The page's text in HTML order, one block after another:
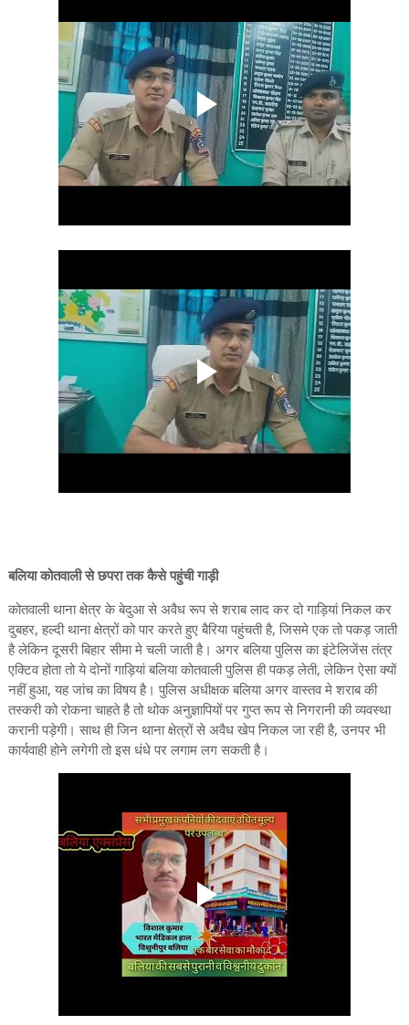
बलिया कोतवाली से छपरा तक कैसे पहुंची गाड़ी
कोतवाली थाना क्षेत्र के बेदुआ से अवैध रूप से शराब लाद कर दो गाड़ियां निकल कर
दुबहर, हल्दी थाना क्षेत्रों को पार करते हुए बैरिया पहुंचती है, जिसमे एक तो पकड़ जाती
है लेकिन दूसरी बिहार सीमा मे चली जाती है। अगर बलिया पुलिस का इंटेलिजेंस तंत्र
एक्टिव होता तो ये दोनों गाड़ियां बलिया कोतवाली पुलिस ही पकड़ लेती, लेकिन ऐसा क्यों
नहीं हुआ, यह जांच का विषय है। पुलिस अधीक्षक बलिया अगर वास्तव मे शराब की
तस्करी को रोकना चाहते है तो थोक अनुज्ञापियों पर गुप्त रूप से निगरानी की व्यवस्था
करानी पड़ेगी। साथ ही जिन थाना क्षेत्रों से अवैध खेप निकल जा रही है, उनपर भी
कार्यवाही होने लगेगी तो इस धंधे पर लगाम लग सकती है।